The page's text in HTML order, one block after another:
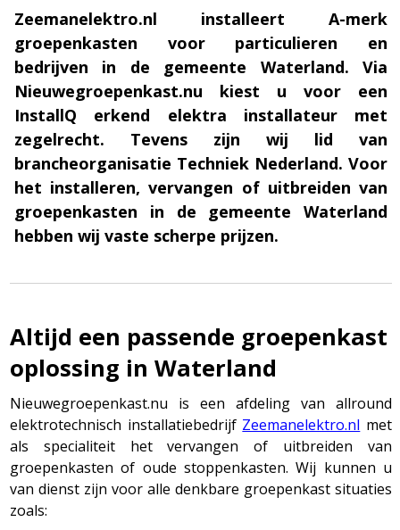
Zeemanelektro.nl installeert A-merk
groepenkasten voor particulieren en
bedrijven in de gemeente Waterland. Via
Nieuwegroepenkast.nu kiest u voor een
InstallQ erkend elektra installateur met
zegelrecht. Tevens zijn wij lid van
brancheorganisatie Techniek Nederland. Voor
het installeren, vervangen of uitbreiden van
groepenkasten in de gemeente Waterland
hebben wij vaste scherpe prijzen.
Altijd een passende groepenkast
oplossing in Waterland
Nieuwegroepenkast.nu is een afdeling van allround
elektrotechnisch installatiebedrijf Zeemanelektro.nl met
als specialiteit het vervangen of uitbreiden van
groepenkasten of oude stoppenkasten. Wij kunnen u
van dienst zijn voor alle denkbare groepenkast situaties
zoals: